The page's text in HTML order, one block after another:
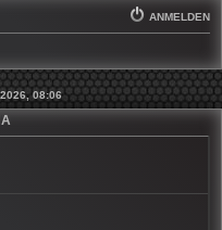
ANMELDEN
08:06